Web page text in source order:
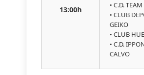
13:00h
• C.D.
• CLUB
GEIKO
• CLUB
• C.D.
CALVO